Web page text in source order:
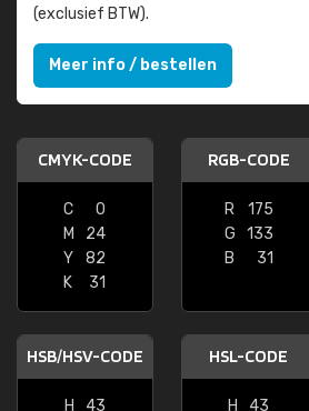
(exclusief BTW).
Meer info / bestellen
CMYK-CODE
C
0
M
24
Y
82
K
31
RGB-CODE
R
175
G
133
B
31
HSB/HSV-CODE
H
43
HSL-CODE
H
43